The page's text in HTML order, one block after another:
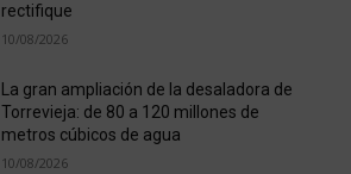
rectifique
10/08/2026
La gran ampliación de la desaladora de
Torrevieja: de 80 a 120 millones de
metros cúbicos de agua
10/08/2026